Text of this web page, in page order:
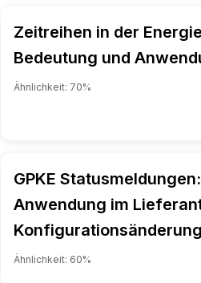
Zeitreihen in der
Bedeutung und
Ähnlichkeit: 70%
GPKE
Anwendung im
Ähnlichkeit: 60%